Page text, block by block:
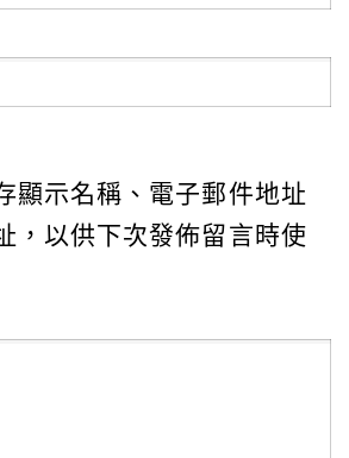
顯示名稱、電子郵件地址
，以供下次發佈留言時使